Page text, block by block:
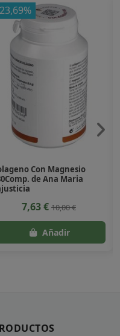
Con Magnesio
de Ana Maria
7,63 € 10,00 €